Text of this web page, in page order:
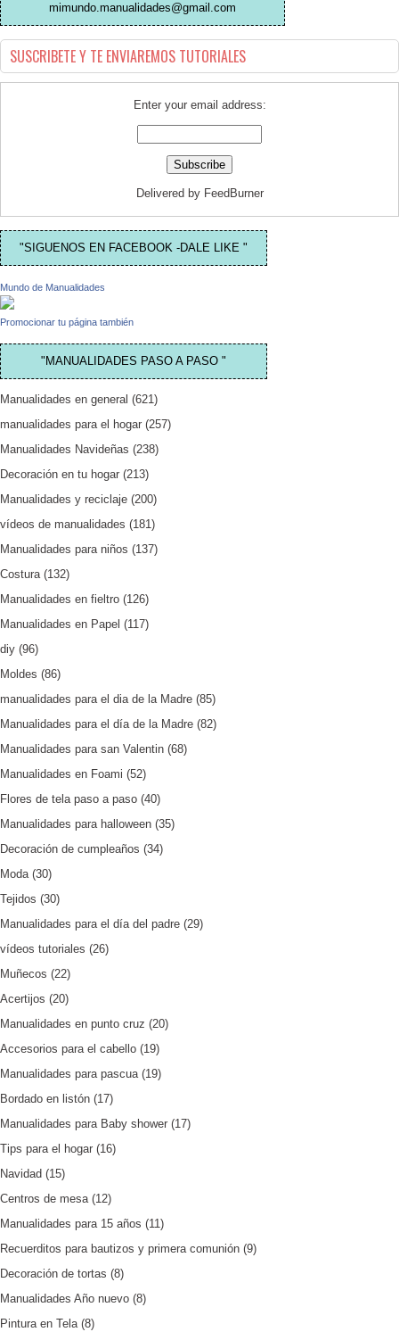
mimundo.manualidades@gmail.com
SUSCRIBETE Y TE ENVIAREMOS TUTORIALES
Enter your email address:
Delivered by FeedBurner
"SIGUENOS EN FACEBOOK -DALE LIKE "
Mundo de Manualidades
Promocionar tu página también
"MANUALIDADES PASO A PASO "
Manualidades en general (621)
manualidades para el hogar (257)
Manualidades Navideñas (238)
Decoración en tu hogar (213)
Manualidades y reciclaje (200)
vídeos de manualidades (181)
Manualidades para niños (137)
Costura (132)
Manualidades en fieltro (126)
Manualidades en Papel (117)
diy (96)
Moldes (86)
manualidades para el dia de la Madre (85)
Manualidades para el día de la Madre (82)
Manualidades para san Valentin (68)
Manualidades en Foami (52)
Flores de tela paso a paso (40)
Manualidades para halloween (35)
Decoración de cumpleaños (34)
Moda (30)
Tejidos (30)
Manualidades para el día del padre (29)
vídeos tutoriales (26)
Muñecos (22)
Acertijos (20)
Manualidades en punto cruz (20)
Accesorios para el cabello (19)
Manualidades para pascua (19)
Bordado en listón (17)
Manualidades para Baby shower (17)
Tips para el hogar (16)
Navidad (15)
Centros de mesa (12)
Manualidades para 15 años (11)
Recuerditos para bautizos y primera comunión (9)
Decoración de tortas (8)
Manualidades Año nuevo (8)
Pintura en Tela (8)